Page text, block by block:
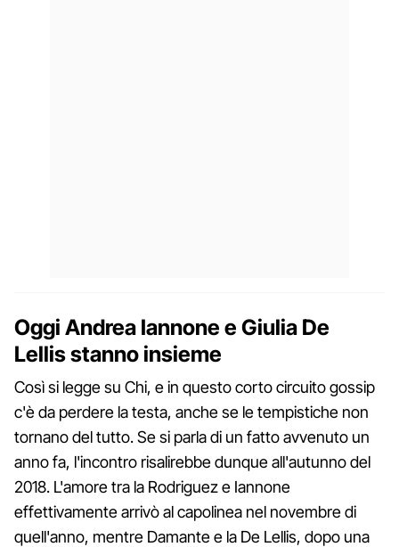
Oggi Andrea Iannone e Giulia De
Lellis stanno insieme
Così si legge su Chi, e in questo corto circuito gossip
c'è da perdere la testa, anche se le tempistiche non
tornano del tutto. Se si parla di un fatto avvenuto un
anno fa, l'incontro risalirebbe dunque all'autunno del
2018. L'amore tra la Rodriguez e Iannone
effettivamente arrivò al capolinea nel novembre di
quell'anno, mentre Damante e la De Lellis, dopo una